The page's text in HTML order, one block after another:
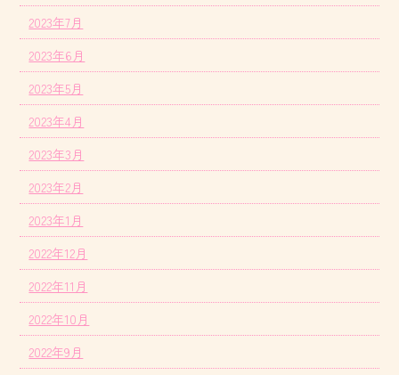
2023年7月
2023年6月
2023年5月
2023年4月
2023年3月
2023年2月
2023年1月
2022年12月
2022年11月
2022年10月
2022年9月